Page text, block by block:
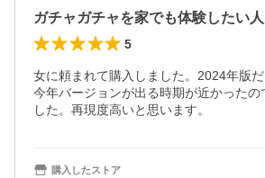
ガチャガチャを家でも体験したい
5
女に頼まれて購入しました。2024年版だ
今年バージョンが出る時期が近かったの
した。再現度高いと思います。
購入したストア